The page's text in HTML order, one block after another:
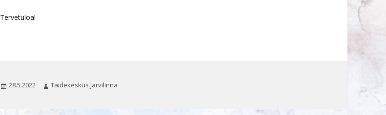
Tervetuloa!
Julkaistu
28.5.2022 Kirjoittaja
Taidekeskus Järvilinna